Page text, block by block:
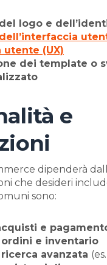
logo e
utente (UX)
dei template o
e
dipenderà
che desideri
sono:
e
e inventario
avanzata